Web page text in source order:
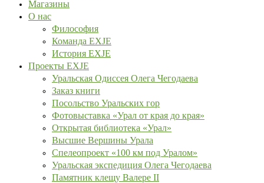
Магазины
О нас
Философия
Команда EXJE
История EXJE
Проекты EXJE
Уральская Одиссея Олега Чегодаева
Заказ книги
Посольство Уральских гор
Фотовыставка «Урал от края до края»
Открытая библиотека «Урал»
Высшие Вершины Урала
Спелеопроект «100 км под Уралом»
Уральская экспедиция Олега Чегодаева
Памятник клещу Валере II